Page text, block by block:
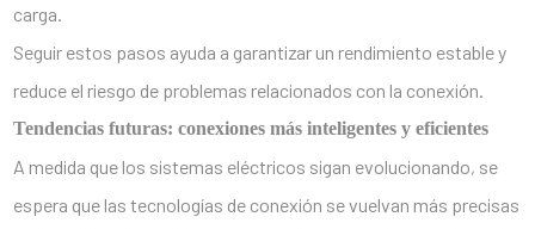
carga.
Seguir estos pasos ayuda a garantizar un rendimiento estable y
reduce el riesgo de problemas relacionados con la conexión.
Tendencias futuras: conexiones más inteligentes y eficientes
A medida que los sistemas eléctricos sigan evolucionando, se
espera que las tecnologías de conexión se vuelvan más precisas